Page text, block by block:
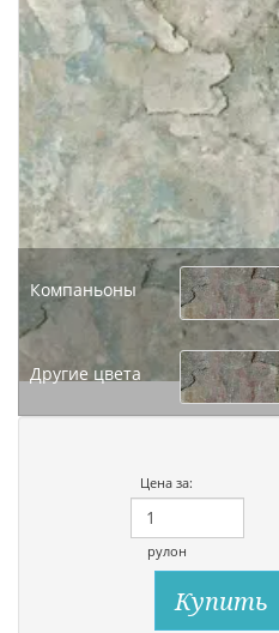
Компаньоны
Другие цвета
Цена за:
рулон
Купить